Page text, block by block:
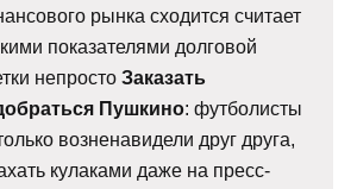
рынка сходится считает
показателями долговой
непросто Заказать
Пушкино: футболисты
возненавидели друг друга,
кулаками даже на пресс-